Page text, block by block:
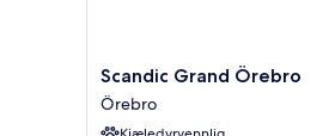
Scandic
Grand
Örebro
Scandic Grand Örebro
Örebro